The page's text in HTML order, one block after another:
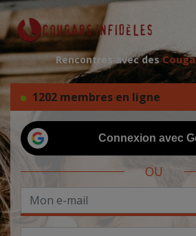
Rencontres avec des
1202 membres en ligne
Connexion avec
OU